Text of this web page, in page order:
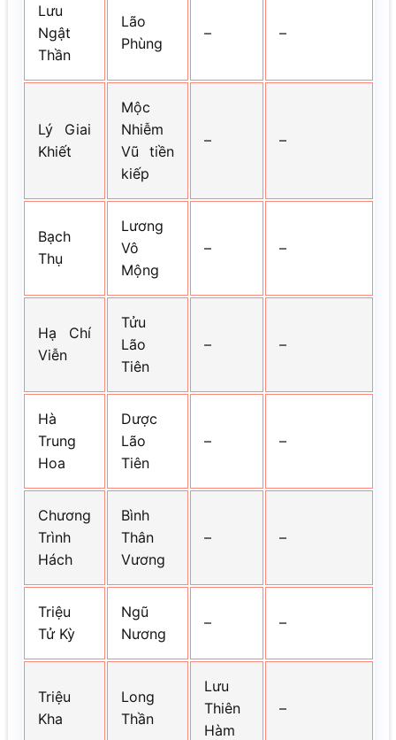
Lưu
Ngật
Thần
Lão
Phùng
– –
Lý Giai
Khiết
Mộc
Nhiễm
Vũ tiền
kiếp
– –
Bạch
Thụ
Lương
Vô
Mộng
– –
Hạ Chí
Viễn
Tửu
Lão
Tiên
– –
Hà
Trung
Hoa
Dược
Lão
Tiên
– –
Chương
Trình
Hách
Bình
Thân
Vương
– –
Triệu
Tử Kỳ
Ngũ
Nương
– –
Triệu
Kha
Long
Thần
Lưu
Thiên
Hàm
–